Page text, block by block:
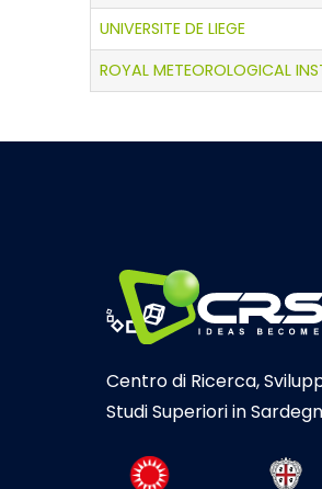
UNIVERSITE DE LIEGE
ROYAL METEOROLOGICAL
Centro di Ricerca,
Studi Superiori in